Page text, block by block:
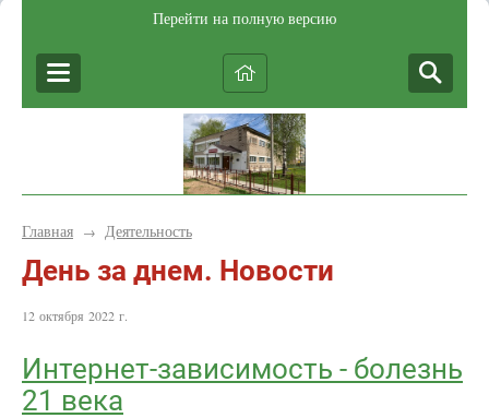
Перейти на полную версию
Главная → Деятельность
День за днем. Новости
12 октября 2022 г.
Интернет-зависимость - болезнь
21 века